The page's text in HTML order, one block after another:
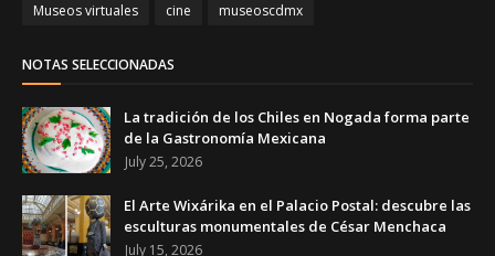
Museos virtuales
cine museoscdmx
NOTAS SELECCIONADAS
La tradición de los Chiles en Nogada forma parte
de la Gastronomía Mexicana
July 25, 2026
El Arte Wixárika en el Palacio Postal: descubre las
esculturas monumentales de César Menchaca
July 15, 2026